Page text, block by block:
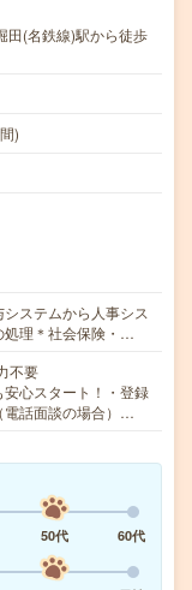
田(名鉄線)駅から徒歩
)
ステムから人事シス
処理＊社会保険・…
不要
心スタート！・登録
電話面談の場合）…
50代
60代